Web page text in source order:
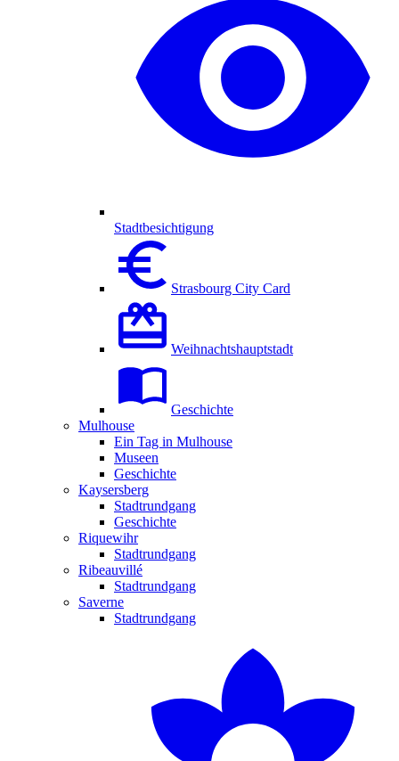
Stadtbesichtigung
Strasbourg City Card
Weihnachtshauptstadt
Geschichte
Mulhouse
Ein Tag in Mulhouse
Museen
Geschichte
Kaysersberg
Stadtrundgang
Geschichte
Riquewihr
Stadtrundgang
Ribeauvillé
Stadtrundgang
Saverne
Stadtrundgang